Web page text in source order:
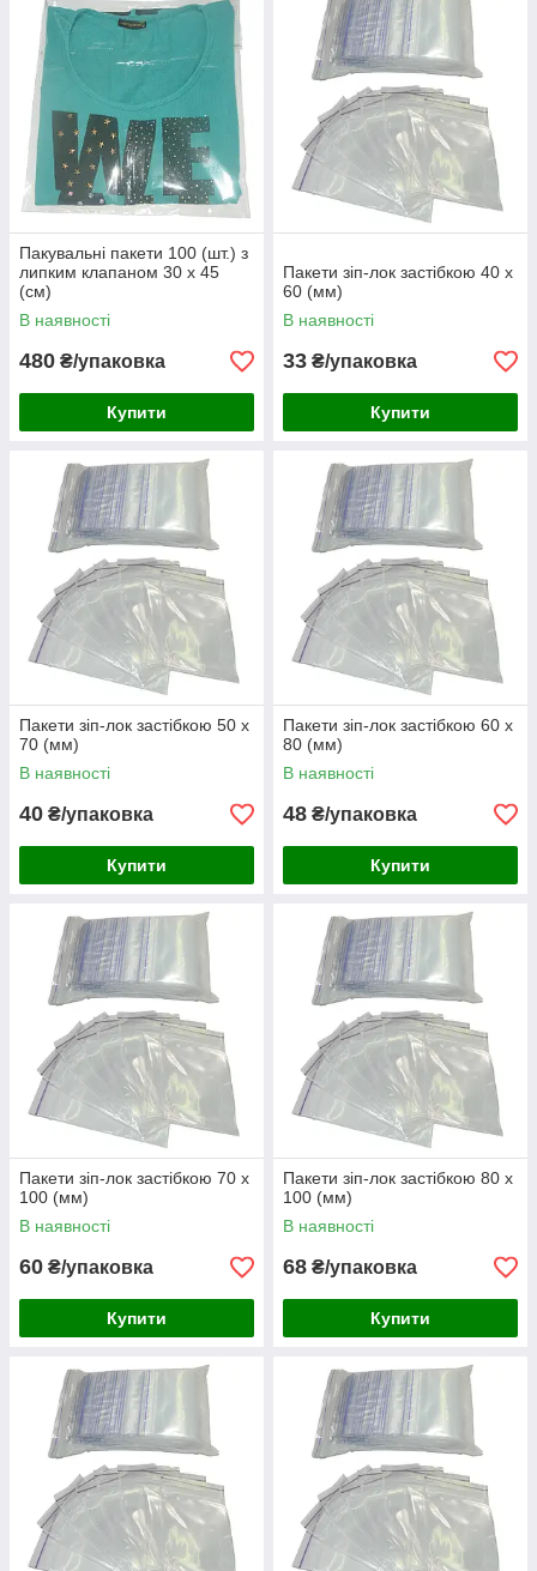
Пакувальні пакети 100 (шт.) з
липким клапаном 30 х 45
(см)
В наявності
480 ₴/упаковка
Купити
Пакети зіп-лок застібкою 40 х
60 (мм)
В наявності
33 ₴/упаковка
Купити
Пакети зіп-лок застібкою 50 х
70 (мм)
В наявності
40 ₴/упаковка
Купити
Пакети зіп-лок застібкою 60 х
80 (мм)
В наявності
48 ₴/упаковка
Купити
Пакети зіп-лок застібкою 70 х
100 (мм)
В наявності
60 ₴/упаковка
Купити
Пакети зіп-лок застібкою 80 х
100 (мм)
В наявності
68 ₴/упаковка
Купити